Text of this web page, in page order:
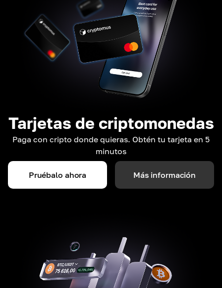
Tarjetas de criptomonedas
Paga con cripto donde quieras. Obtén tu tarjeta en 5
minutos
Pruébalo ahora Más información